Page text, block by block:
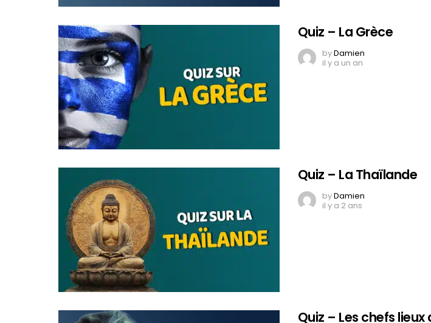
Quiz – La Grèce
byDamien
il y a un an
Quiz – La Thaïlande
byDamien
il y a 2 ans
Quiz – Les chefs lieux